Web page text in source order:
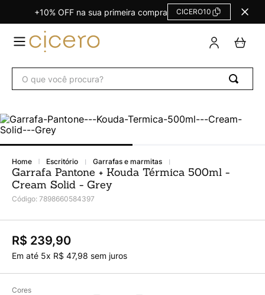
+10% OFF na sua primeira compra CICERO10
escritório garrafas e marmitas
Garrafa Pantone + Kouda Térmica 500ml -
Cream Solid - Grey
Código: 7898660584397
R$ 239,90
Em até 5x R$ 47,98 sem juros
Cores
TERMOS
MAIS
Agendas Calendários
3ºFichário
4ºCaderno
Planner
Planner Permanente
Trancoso
Caderneta